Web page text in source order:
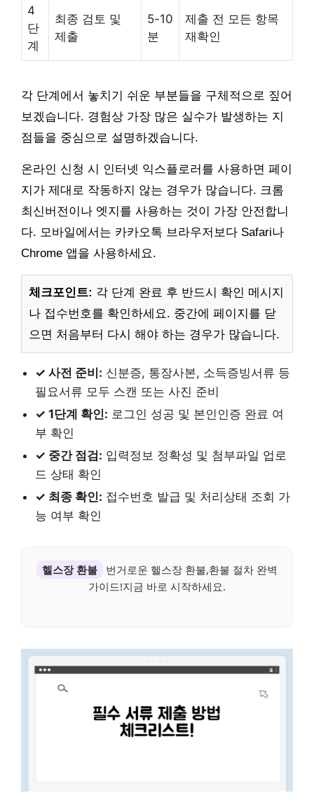
4
단
계
최종 검토 및
제출
5-10
분
제출 전 모든 항목
재확인
각 단계에서 놓치기 쉬운 부분들을 구체적으로 짚어
보겠습니다. 경험상 가장 많은 실수가 발생하는 지
점들을 중심으로 설명하겠습니다.
온라인 신청 시 인터넷 익스플로러를 사용하면 페이
지가 제대로 작동하지 않는 경우가 많습니다. 크롬
최신버전이나 엣지를 사용하는 것이 가장 안전합니
다. 모바일에서는 카카오톡 브라우저보다 Safari나
Chrome 앱을 사용하세요.
체크포인트: 각 단계 완료 후 반드시 확인 메시지
나 접수번호를 확인하세요. 중간에 페이지를 닫
으면 처음부터 다시 해야 하는 경우가 많습니다.
✓ 사전 준비: 신분증, 통장사본, 소득증빙서류 등
필요서류 모두 스캔 또는 사진 준비
✓ 1단계 확인: 로그인 성공 및 본인인증 완료 여
부 확인
✓ 중간 점검: 입력정보 정확성 및 첨부파일 업로
드 상태 확인
✓ 최종 확인: 접수번호 발급 및 처리상태 조회 가
능 여부 확인
헬스장 환불
번거로운 헬스장 환불,환불 절차 완벽
가이드!지금 바로 시작하세요.